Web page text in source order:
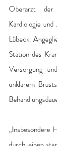
Oberarzt
Kardiologie
Lübeck.
Station des
Versorgung
unklarem
„Insbesondere